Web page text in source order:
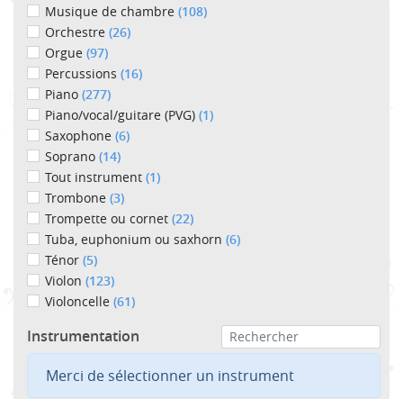
Musique de chambre (108)
Orchestre (26)
Orgue (97)
Percussions (16)
Piano (277)
Piano/vocal/guitare (PVG) (1)
Saxophone (6)
Soprano (14)
Tout instrument (1)
Trombone (3)
Trompette ou cornet (22)
Tuba, euphonium ou saxhorn (6)
Ténor (5)
Violon (123)
Violoncelle (61)
Instrumentation
Merci de sélectionner un instrument